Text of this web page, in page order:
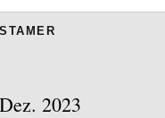
2023